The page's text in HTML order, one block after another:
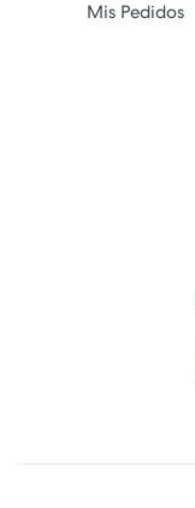
Mis Pedidos